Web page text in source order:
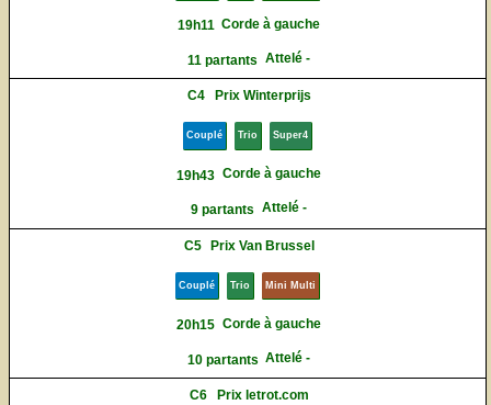
19h11 Corde à gauche
11 partants Attelé -
C4 Prix Winterprijs
Couplé Trio Super4
19h43 Corde à gauche
9 partants Attelé -
C5 Prix Van Brussel
Couplé Trio Mini Multi
20h15 Corde à gauche
10 partants Attelé -
C6 Prix letrot.com